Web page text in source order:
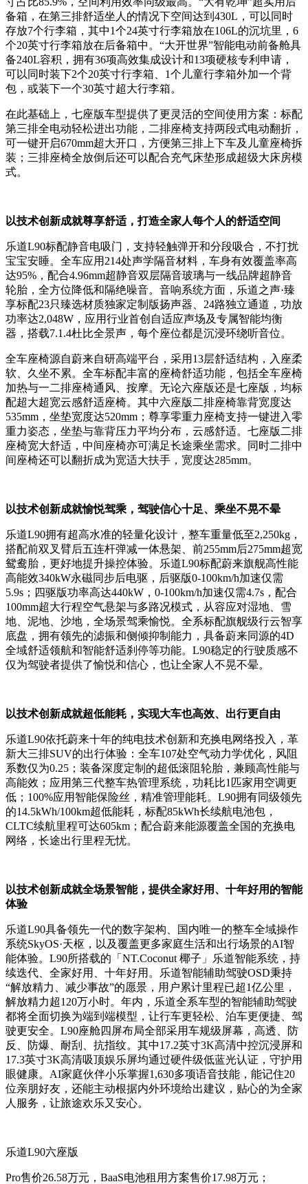
备箱，在第三排舒适坐人的情况下空间达到430L，可以同时
存放7个行李箱，其中1个24英寸行李箱放在106L的沉坑里，6
个20英寸行李箱放在后备箱中。“大开世界”智能电动前备舱具
备240L容积，拥有36项高效集成设计和13项硬核专利申请，
可以同时装下2个20英寸行李箱、1个儿童行李箱外加一个背
包，或装下一个30英寸超大行李箱。
在此基础上，七座版车型提供了更灵活的空间使用方案：标配
第三排全电动轻松进出功能，二排座椅支持两段式电动翻折，
可一键开启670mm超大开口，方便第三排上下车及儿童座椅拆
装；三排座椅全放倒后还可以配合充气床垫形成超级大床房模
式。
以技术创新成就尊享舒适，打造全家人每个人的舒适空间
乐道L90标配静音电吸门，支持轻触弹开和分段吸合，不打扰
宝宝安睡。全车应用214处声学隔音材料，车身有效覆盖率高
达95%，配合4.96mm超静音双层隔音玻璃与一线品牌超静音
轮胎，全方位降低和隔绝噪音。音响系统方面，乐道之声·臻
享标配23只臻选材质独家定制版扬声器、24路独立通道，功放
功率达2,048W，应用行业首创自适应声场及专属智能均衡
器，搭载7.1.4杜比全景声，每个座位都是沉浸环绕听音位。
全车座椅源自蔚来自研高端平台，采用13层舒适结构，入座柔
软、久坐不累。全车标配丰富的座椅舒适功能，包括全车座椅
加热与一二排座椅通风、按摩。无论六座版还是七座版，均标
配超大超宽云感舒适座椅。其中六座版二排座椅靠背宽度达
535mm，坐垫宽度达520mm；尊享零重力座椅支持一键进入零
重力姿态，坐垫与靠背压力平均分布，云感舒适。七座版二排
座椅宽大舒适，中间座椅亦可满足长途乘坐需求。同时二排中
间座椅还可以翻折成为宽适大扶手，宽度达285mm。
以技术创新成就愉悦驾乘， 驾驶信心十足、乘坐不晃不晕
乐道L90拥有超高水准的轻量化设计，整车重量低至2,250kg，
搭配前双叉臂后五连杆弹减一体悬架、前255mm后275mm超宽
鸳鸯胎，更好地提升操控体验。乐道L90标配蔚来旗舰高性能
高能效340kW永磁同步后电驱，后驱版0-100km/h加速仅需
5.9s；四驱版功率高达440kW，0-100km/h加速仅需4.7s，配合
100mm超大行程空气悬架与多路况模式，从容应对湿地、雪
地、泥地、沙地，全场景驾乘愉悦。全系标配旗舰级行云智享
底盘，拥有领先的滤振和侧倾抑制能力，具备蔚来同源的4D
全域舒适领航和智能舒适刹停等功能。L90稳定的行驶质感不
仅为驾驶者提供了愉悦和信心，也让全家人不晃不晕。
以技术创新成就超低能耗， 实现大车也高效、出行更自由
乐道L90依托蔚来十年的纯电技术创新和充换电网络投入，革
新大三排SUV的出行体验：全车107处空气动力学优化，风阻
系数仅为0.25；装备深度定制的超低滚阻轮胎，兼顾高性能与
高能效；应用第三代整车热管理系统，功耗比1匹家用空调更
低；100%应用智能保险丝，精准管理能耗。L90拥有同级领先
的14.5kWh/100km超低能耗，标配85kWh长续航电池包，
CLTC续航里程可达605km；配合蔚来能源覆盖全国的充换电
网络，长途出行里程无忧。
以技术创新成就全场景智能， 提供全家好用、十年好用的智能
体验
乐道L90具备领先一代的数字架构、国内唯一的整车全域操作
系统SkyOS·天枢，以及覆盖更多家庭生活和出行场景的AI智
能体验。L90所搭载的「NT.Coconut 椰子」乐道智能系统，持
续迭代、全家好用、十年好用。乐道智能辅助驾驶OSD秉持
“解放精力、减少事故”的愿景，用户累计里程已超1亿公里，
解放精力超120万小时。年内，乐道全系车型的智能辅助驾驶
都将全面切换为端到端模型，让行车更轻松、泊车更便捷、驾
驶更安全。L90座舱四屏布局全部采用车规级屏幕，高透、防
反、防爆、耐刮、抗指纹。其中17.2英寸3K高清中控沉浸屏和
17.3英寸3K高清吸顶娱乐屏均通过硬件级低蓝光认证，守护用
眼健康。AI家庭伙伴小乐掌握1,630多项语音技能，能记住20
位亲朋好友，还能主动根据内外环境给出建议，贴心的为全家
人服务，让旅途欢乐又安心。
乐道L90六座版
Pro售价26.58万元，BaaS电池租用方案售价17.98万元；